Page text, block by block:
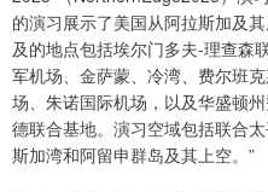
的演习展示了美国从阿拉斯加及
及的地点包括埃尔门多夫-理查森
军机场、金萨蒙、冷湾、费尔班
场、朱诺国际机场，以及华盛顿
德联合基地。演习空域包括联合
斯加湾和阿留申群岛及其上空。”